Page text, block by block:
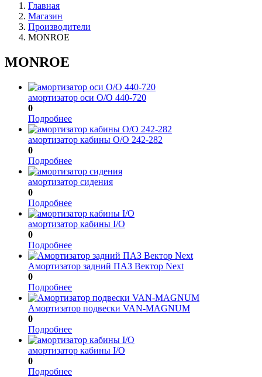
Главная
Магазин
Производители
MONROE
MONROE
амортизатор оси O/O 440-720
0
Подробнее
амортизатор кабины O/O 242-282
0
Подробнее
амортизатор сидения
0
Подробнее
амортизатор кабины I/O
0
Подробнее
Амортизатор задний ПАЗ Вектор Next
0
Подробнее
Амортизатор подвески VAN-MAGNUM
0
Подробнее
амортизатор кабины I/O
0
Подробнее